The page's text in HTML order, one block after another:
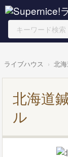
ライブハウス 北
北海道
ル